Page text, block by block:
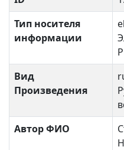
Тип носителя
информации
Вид
Произведения
Автор ФИО